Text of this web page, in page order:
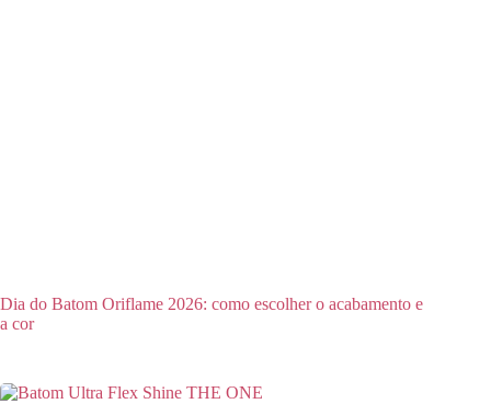
Dia do Batom Oriflame 2026: como escolher o acabamento e
a cor